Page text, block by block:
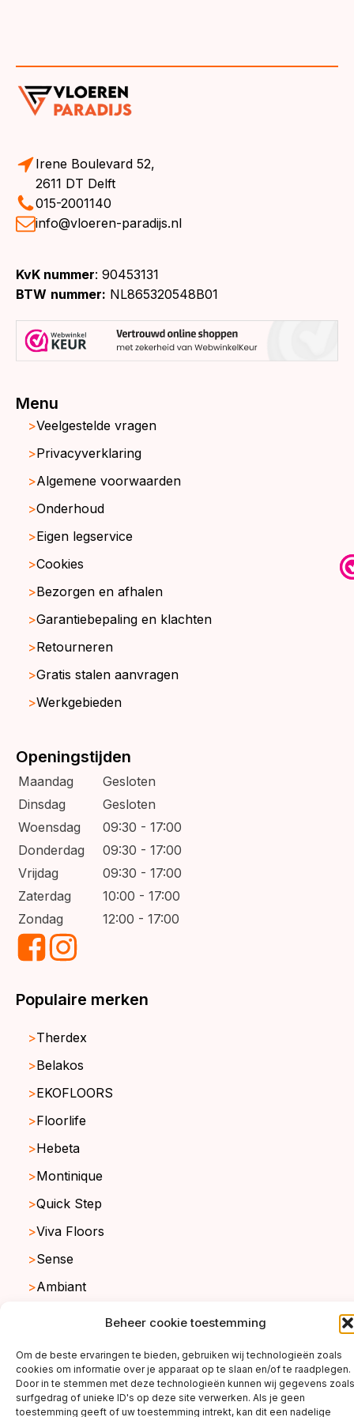
Beheer cookie toestemming
Om de beste ervaringen te bieden, gebruiken wij technologieën zoals
cookies om informatie over je apparaat op te slaan en/of te raadplegen.
Door in te stemmen met deze technologieën kunnen wij gegevens zoals
surfgedrag of unieke ID's op deze site verwerken. Als je geen
toestemming geeft of uw toestemming intrekt, kan dit een nadelige
Irene Boulevard 52,
2611 DT Delft
015-2001140
info@vloeren-paradijs.nl
KvK nummer: 90453131
BTW nummer: NL865320548B01
Menu
Veelgestelde vragen
Privacyverklaring
Algemene voorwaarden
Onderhoud
Eigen legservice
Cookies
Bezorgen en afhalen
Garantiebepaling en klachten
Retourneren
Gratis stalen aanvragen
Werkgebieden
Openingstijden
Maandag
Gesloten
Dinsdag
Gesloten
Woensdag
09:30 - 17:00
Donderdag
09:30 - 17:00
Vrijdag
09:30 - 17:00
Zaterdag
10:00 - 17:00
Zondag
12:00 - 17:00
Populaire merken
Therdex
Belakos
EKOFLOORS
Floorlife
Hebeta
Montinique
Quick Step
Viva Floors
Sense
Ambiant
copyright ©2026